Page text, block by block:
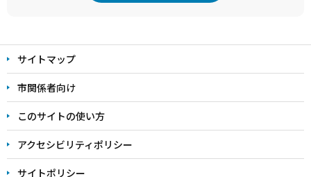
文
こ
こ
ま
で
サイトマップ
市関係者向け
このサイトの使い方
アクセシビリティポリシー
サイトポリシー